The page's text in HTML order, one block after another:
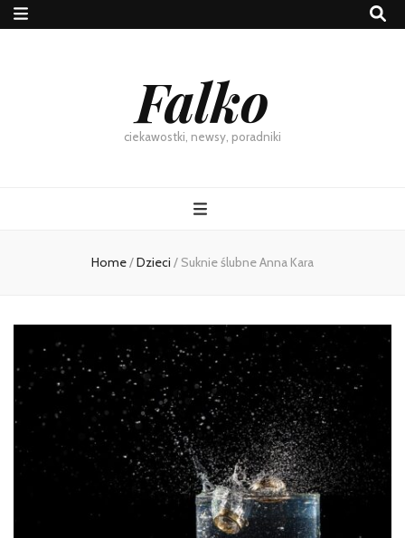
Falko
ciekawostki, newsy, poradniki
Home/Dzieci / Suknie ślubne Anna Kara